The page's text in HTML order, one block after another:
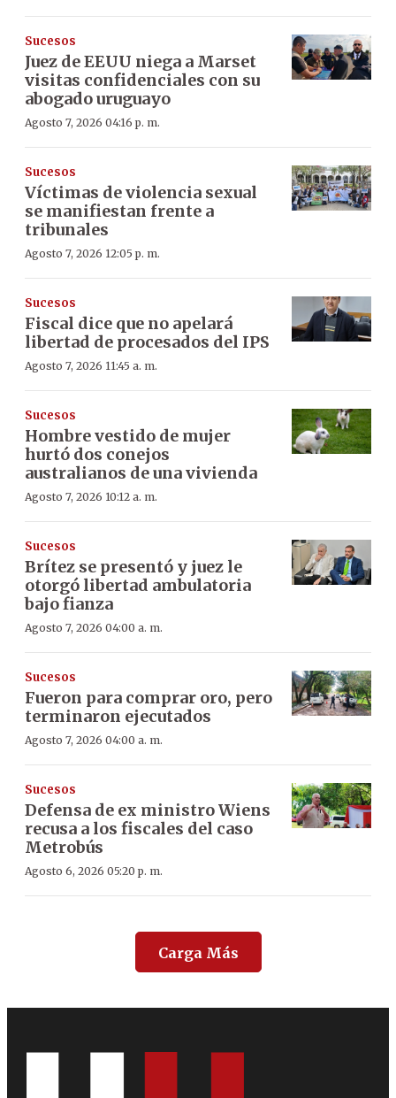
Sucesos
Juez de EEUU niega a Marset
visitas confidenciales con su
abogado uruguayo
Agosto 7, 2026 04:16 p. m.
Sucesos
Víctimas de violencia sexual
se manifiestan frente a
tribunales
Agosto 7, 2026 12:05 p. m.
Sucesos
Fiscal dice que no apelará
libertad de procesados del IPS
Agosto 7, 2026 11:45 a. m.
Sucesos
Hombre vestido de mujer
hurtó dos conejos
australianos de una vivienda
Agosto 7, 2026 10:12 a. m.
Sucesos
Brítez se presentó y juez le
otorgó libertad ambulatoria
bajo fianza
Agosto 7, 2026 04:00 a. m.
Sucesos
Fueron para comprar oro, pero
terminaron ejecutados
Agosto 7, 2026 04:00 a. m.
Sucesos
Defensa de ex ministro Wiens
recusa a los fiscales del caso
Metrobús
Agosto 6, 2026 05:20 p. m.
Carga Más